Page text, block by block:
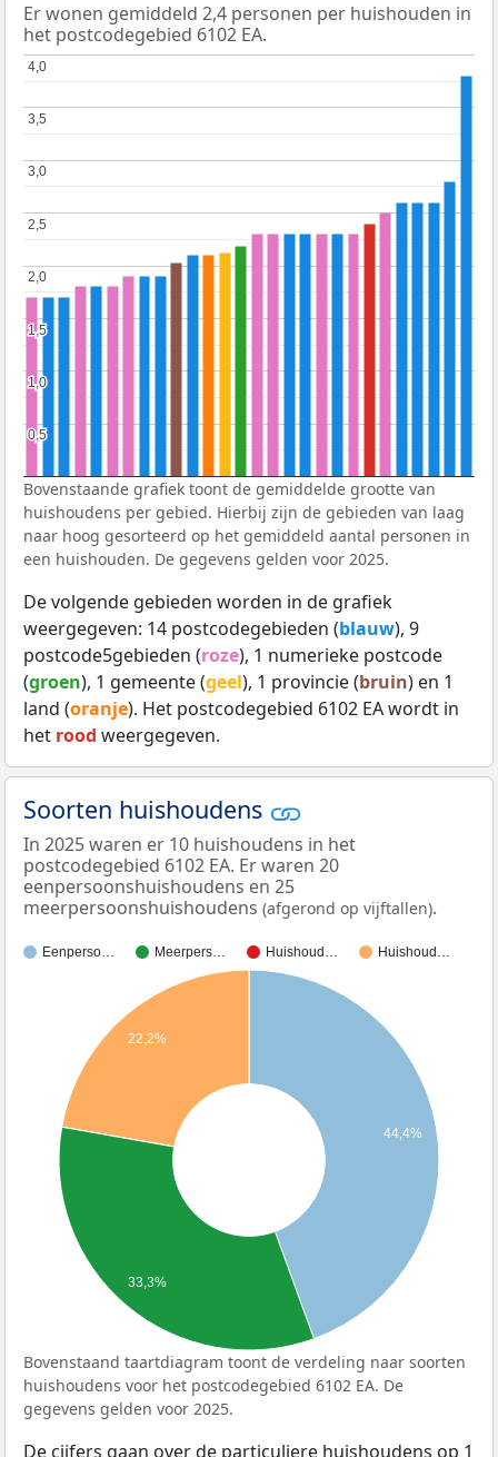
Er wonen gemiddeld 2,4 personen per huishouden in
het postcodegebied 6102 EA.
0,5
0,5
1,0
1,0
1,5
1,5
2,0
2,0
2,5
2,5
3,0
3,0
3,5
3,5
4,0
4,0
Bovenstaande grafiek toont de gemiddelde grootte van
huishoudens per gebied. Hierbij zijn de gebieden van laag
naar hoog gesorteerd op het gemiddeld aantal personen in
een huishouden. De gegevens gelden voor 2025.
De volgende gebieden worden in de grafiek
weergegeven: 14 postcodegebieden (blauw), 9
postcode5gebieden (roze), 1 numerieke postcode
(groen), 1 gemeente (geel), 1 provincie (bruin) en 1
land (oranje). Het postcodegebied 6102 EA wordt in
het rood weergegeven.
Soorten huishoudens
In 2025 waren er 10 huishoudens in het
postcodegebied 6102 EA. Er waren 20
eenpersoonshuishoudens en 25
meerpersoonshuishoudens (afgerond op vijftallen).
Eenperso… Meerpers… Huishoud… Huishoud…
44,4%
22,2%
33,3%
Bovenstaand taartdiagram toont de verdeling naar soorten
huishoudens voor het postcodegebied 6102 EA. De
gegevens gelden voor 2025.
De cijfers gaan over de particuliere huishoudens op 1